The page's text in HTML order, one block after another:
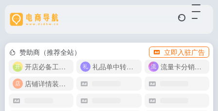
赞助商（推荐全站）
立即入驻广告
开店必备工具箱
礼品单中转同步单
流量卡分销代理
店铺详情装修模版